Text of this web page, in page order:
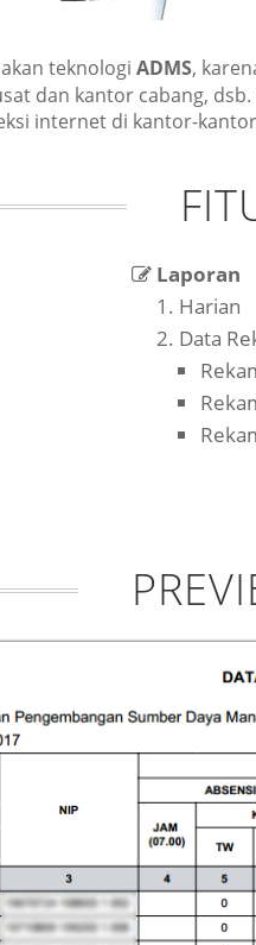
teknologi ADMS,
dan kantor cabang,
internet di kantor-
Laporan
Harian
Data